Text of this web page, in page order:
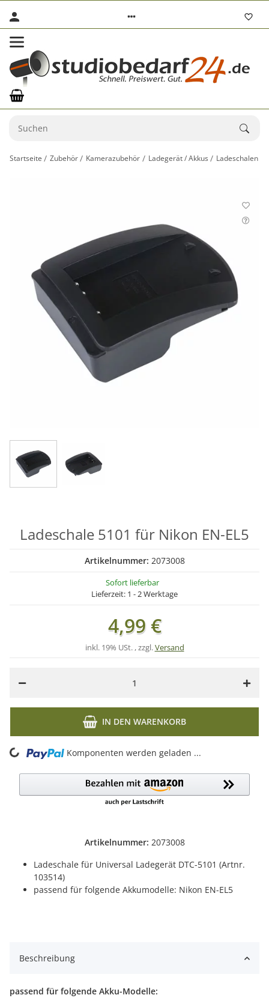
Startseite Zubehör Kamerazubehör Ladegerät / Akkus Ladeschalen
Artikelnummer: 2073008
Ladeschale für Universal Ladegerät DTC-5101 (Artnr.
103514)
passend für folgende Akkumodelle: Nikon EN-EL5
Ladeschale 5101 für Nikon EN-EL5
Artikelnummer: 2073008
Sofort lieferbar
Lieferzeit: 1 - 2 Werktage
4,99 €
inkl. 19% USt. , zzgl.Versand
IN DEN WARENKORB
Komponenten werden geladen ...
Beschreibung
passend für folgende Akku-Modelle: